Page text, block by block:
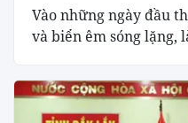
Vào những ngày đầu
và biển êm sóng lặng,